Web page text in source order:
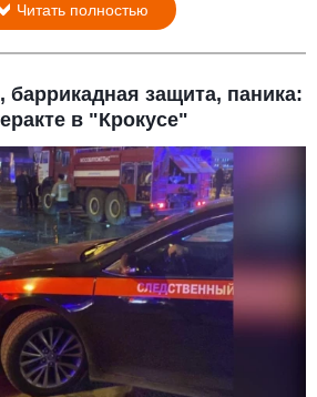
Читать полностью
баррикадная защита, паника:
в "Крокусе"